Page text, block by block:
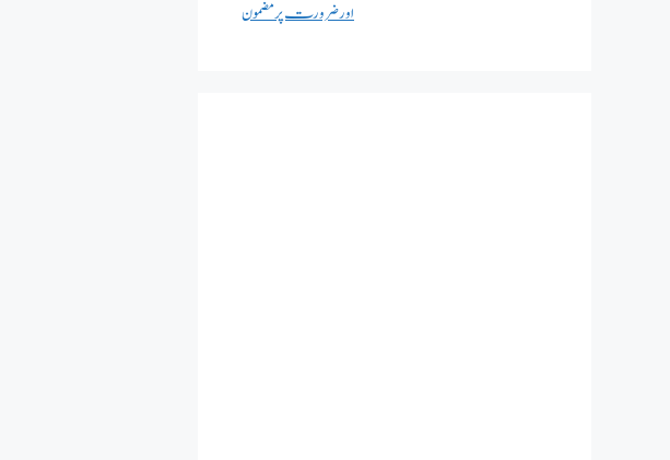
اور ضرورت پر مضمون